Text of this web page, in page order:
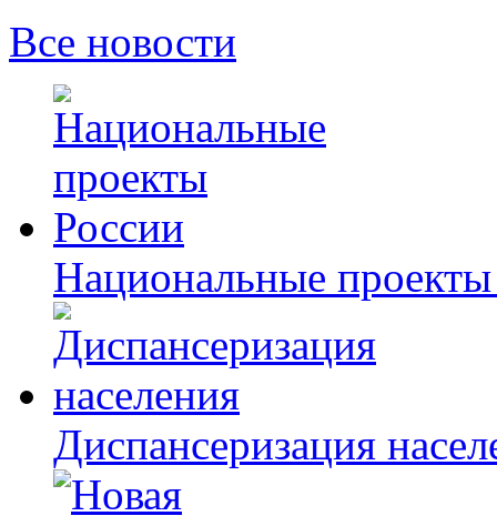
Все новости
Национальные
Диспансеризация